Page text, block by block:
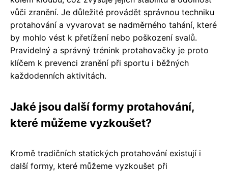
vůči zranění. Je důležité provádět správnou techniku
protahování a vyvarovat se nadměrného tahání, které
by mohlo vést k přetížení nebo poškození svalů.
Pravidelný a správný trénink protahovačky je proto
klíčem k prevenci zranění při sportu i běžných
každodenních aktivitách.
Jaké jsou další formy protahování,
které můžeme vyzkoušet?
Kromě tradičních statických protahování existují i
další formy, které můžeme vyzkoušet při